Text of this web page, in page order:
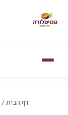
דף הבית /